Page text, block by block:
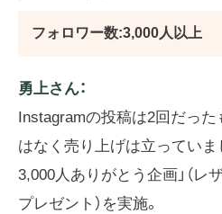
フォロワー数:3,000人以上
勇上さん：
Instagramの投稿は2回だった
はなく売り上げは立っていま
3,000人ありがとう企画」（
プレゼント）を実施。